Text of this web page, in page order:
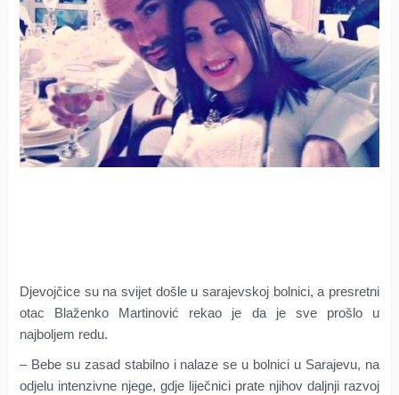
Djevojčice su na svijet došle u sarajevskoj bolnici, a presretni
otac Blaženko Martinović rekao je da je sve prošlo u
najboljem redu.
– Bebe su zasad stabilno i nalaze se u bolnici u Sarajevu, na
odjelu intenzivne njege, gdje liječnici prate njihov daljnji razvoj